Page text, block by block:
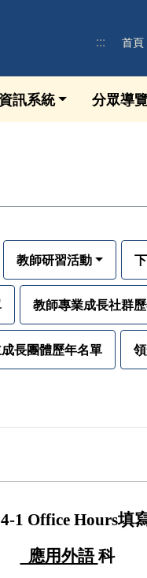
:::
首頁
資訊系統 分眾導
教師研習活動
教師專業成長社群
長團體歷年名單
1 Office Hours填
應用外語科